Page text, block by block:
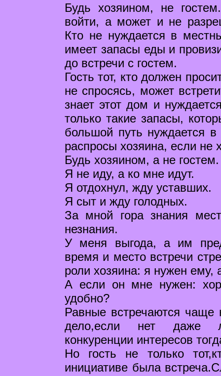
Будь хозяином, не
войти, а может и не
Кто не нуждается в
имеет запасы еды и
до встречи с гостем.
Гость тот, кто должен
не спросясь, может
знает этот дом и
только такие запасы,
большой путь нуждается
распросы хозяина, если не
Будь хозяином, а не гостем.
Я не иду, а ко мне идут.
Я отдохнул, жду уставших.
Я сыт и жду голодных.
За мной гора знания
незнания.
У меня выгода, а им
время и место встречи
роли хозяина: я нужен ему,
А если он мне нужен:
удобно?
Равные встречаются чаще
дело,если нет даже
конкуренции интересов
Но гость не только
инициативе была